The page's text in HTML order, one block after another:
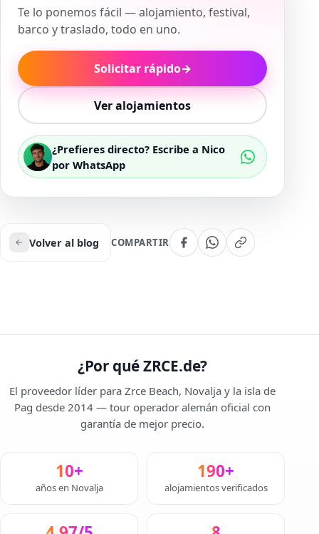
Te lo ponemos fácil — alojamiento, festival,
barco y traslado, todo en uno.
Solicitar rápido→
Ver alojamientos
¿Prefieres directo? Escribe a Nico
por WhatsApp
Volver al blog COMPARTIR
¿Por qué ZRCE.de?
El proveedor líder para Zrce Beach, Novalja y la isla de
Pag desde 2014 — tour operador alemán oficial con
garantía de mejor precio.
10+
años en Novalja
190+
alojamientos verificados